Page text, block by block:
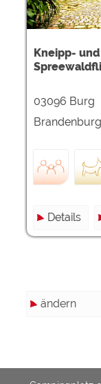
Kneipp-
03096 Burg
Brandenburg
Details
ändern